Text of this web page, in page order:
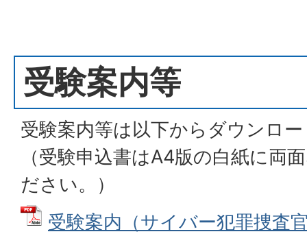
受験案内等
受験案内等は以下からダウンロ
（受験申込書はA4版の白紙に両
ださい。）
受験案内（サイバー犯罪捜査